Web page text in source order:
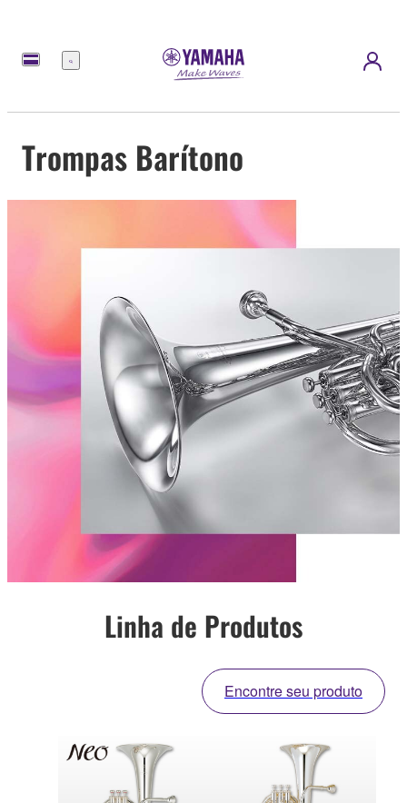
Menu
Trompas Barítono
Linha de Produtos
Encontre seu produto